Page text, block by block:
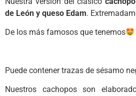
de León y queso Edam.
De los más famosos que tenemos
Puede contener trazas de sésamo
Nuestros cachopos son